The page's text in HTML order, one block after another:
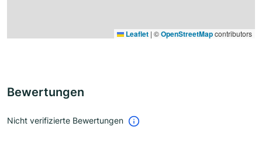
Leaflet | ©OpenStreetMapcontributors
Bewertungen
Nicht verifizierte Bewertungen